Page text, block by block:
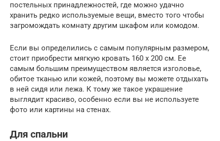
постельных принадлежностей, где можно удачно
хранить редко используемые вещи, вместо того чтобы
загромождать комнату другим шкафом или комодом.
Если вы определились с самым популярным размером,
стоит приобрести мягкую кровать 160 х 200 см. Ее
самым большим преимуществом является изголовье,
обитое тканью или кожей, поэтому вы можете отдыхать
в ней сидя или лежа. К тому же такое украшение
выглядит красиво, особенно если вы не используете
фото или картины на стенах.
Для спальни